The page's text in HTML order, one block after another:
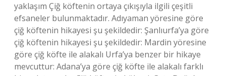
yaklaşım Çiğ köftenin ortaya çıkışıyla ilgili çeşitli
efsaneler bulunmaktadır. Adıyaman yöresine göre
çiğ köftenin hikayesi şu şekildedir: Şanlıurfa’ya göre
çiğ köftenin hikayesi şu şekildedir: Mardin yöresine
göre çiğ köfte ile alakalı Urfa’ya benzer bir hikaye
mevcuttur: Adana’ya göre çiğ köfte ile alakalı farklı